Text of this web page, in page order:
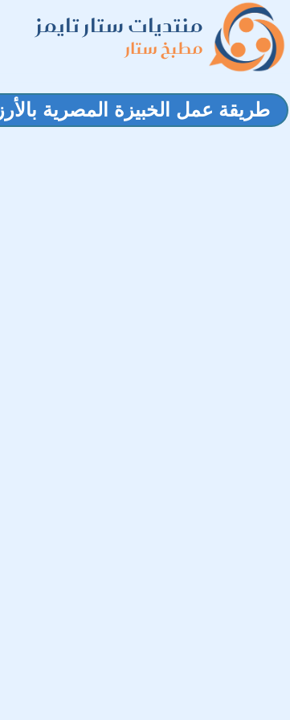
منتديات ستار تايمز
مطبخ ستار
طريقة عمل الخبيزة المصرية بالأرز